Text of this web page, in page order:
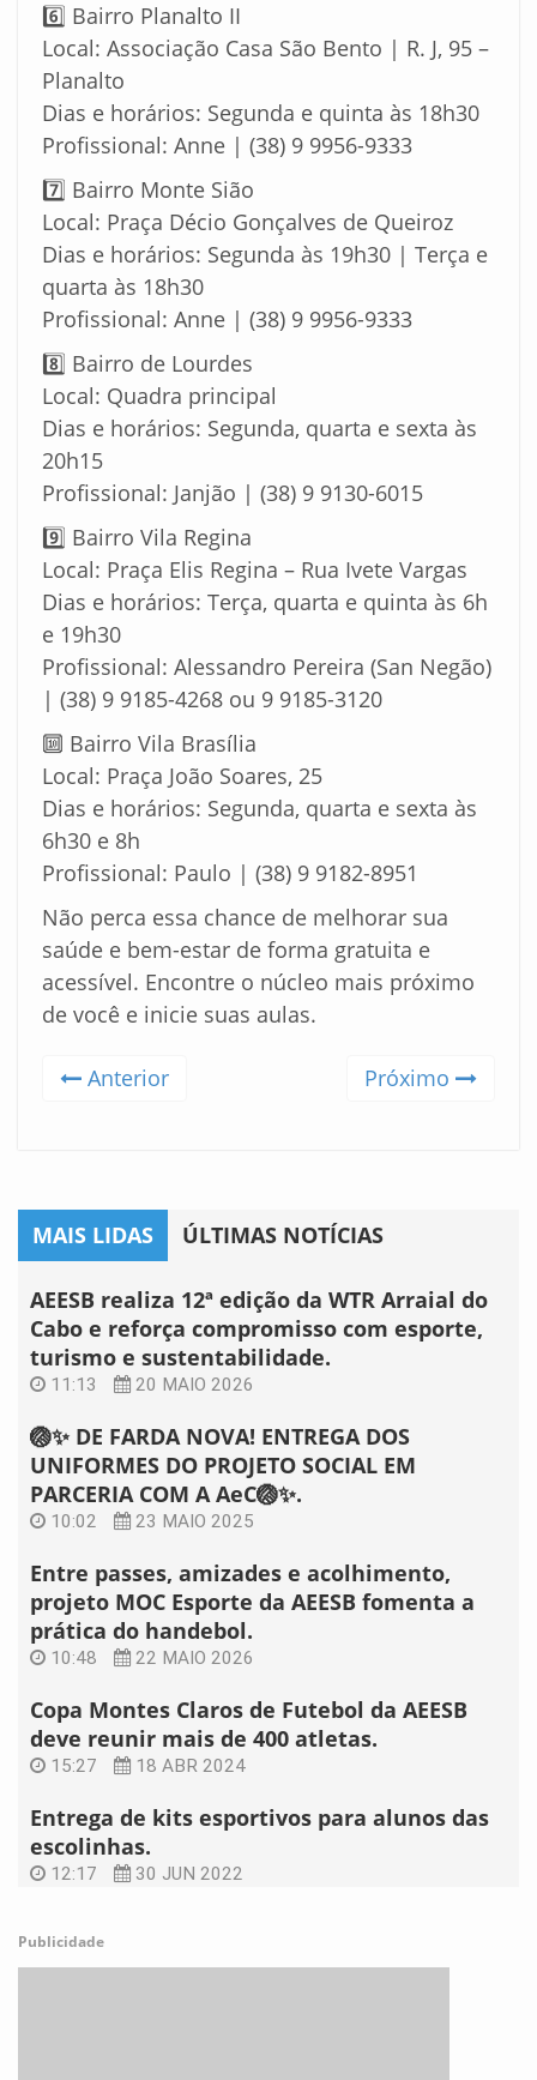
6️⃣ Bairro Planalto II
Local: Associação Casa São Bento | R. J, 95 –
Planalto
Dias e horários: Segunda e quinta às 18h30
Profissional: Anne | (38) 9 9956-9333
7️⃣ Bairro Monte Sião
Local: Praça Décio Gonçalves de Queiroz
Dias e horários: Segunda às 19h30 | Terça e
quarta às 18h30
Profissional: Anne | (38) 9 9956-9333
8️⃣ Bairro de Lourdes
Local: Quadra principal
Dias e horários: Segunda, quarta e sexta às
20h15
Profissional: Janjão | (38) 9 9130-6015
9️⃣ Bairro Vila Regina
Local: Praça Elis Regina – Rua Ivete Vargas
Dias e horários: Terça, quarta e quinta às 6h
e 19h30
Profissional: Alessandro Pereira (San Negão)
| (38) 9 9185-4268 ou 9 9185-3120
🔟 Bairro Vila Brasília
Local: Praça João Soares, 25
Dias e horários: Segunda, quarta e sexta às
6h30 e 8h
Profissional: Paulo | (38) 9 9182-8951
Não perca essa chance de melhorar sua
saúde e bem-estar de forma gratuita e
acessível. Encontre o núcleo mais próximo
de você e inicie suas aulas.
Anterior Próximo
MAIS LIDAS ÚLTIMAS NOTÍCIAS
AEESB realiza 12ª edição da WTR Arraial do
Cabo e reforça compromisso com esporte,
turismo e sustentabilidade.
11:13 20 MAIO 2026
🏐✨ DE FARDA NOVA! ENTREGA DOS
UNIFORMES DO PROJETO SOCIAL EM
PARCERIA COM A AeC🏐✨.
10:02 23 MAIO 2025
Entre passes, amizades e acolhimento,
projeto MOC Esporte da AEESB fomenta a
prática do handebol.
10:48 22 MAIO 2026
Copa Montes Claros de Futebol da AEESB
deve reunir mais de 400 atletas.
15:27 18 ABR 2024
Entrega de kits esportivos para alunos das
escolinhas.
12:17 30 JUN 2022
Publicidade